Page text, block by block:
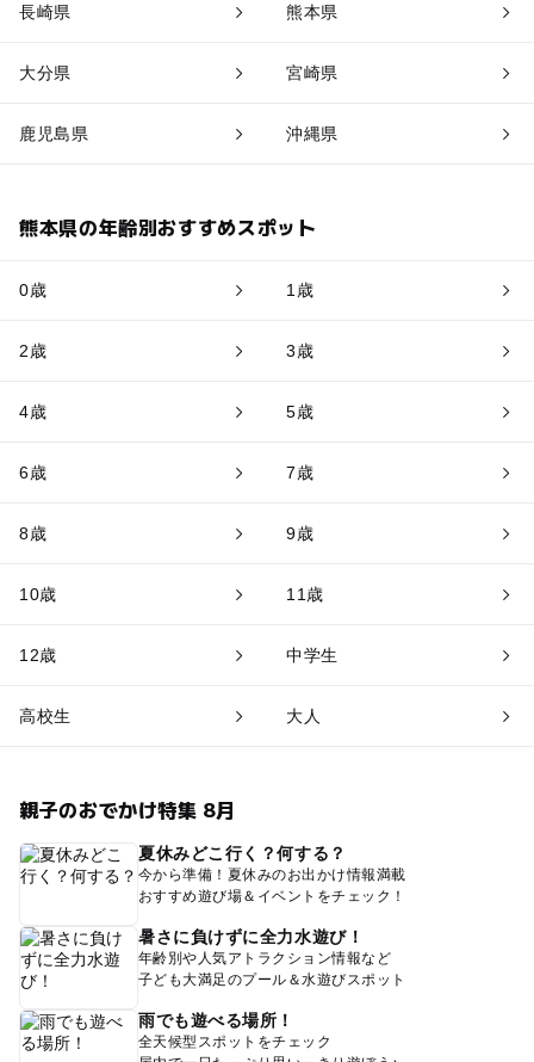
長崎県 熊本県
大分県 宮崎県
鹿児島県 沖縄県
熊本県の年齢別おすすめスポット
0歳 1歳
2歳 3歳
4歳 5歳
6歳 7歳
8歳 9歳
10歳 11歳
12歳 中学生
高校生 大人
親子のおでかけ特集 8月
夏休みどこ行く？何する？
今から準備！夏休みのお出かけ情報満載
おすすめ遊び場＆イベントをチェック！
暑さに負けずに全力水遊び！
年齢別や人気アトラクション情報など
子ども大満足のプール＆水遊びスポット
雨でも遊べる場所！
全天候型スポットをチェック